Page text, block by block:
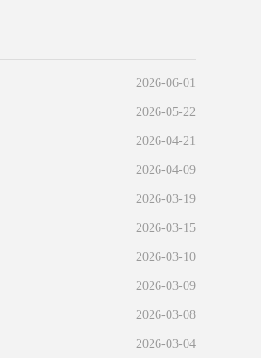
2026-06-01
2026-05-22
2026-04-21
2026-04-09
2026-03-19
2026-03-15
2026-03-10
2026-03-09
2026-03-08
2026-03-04